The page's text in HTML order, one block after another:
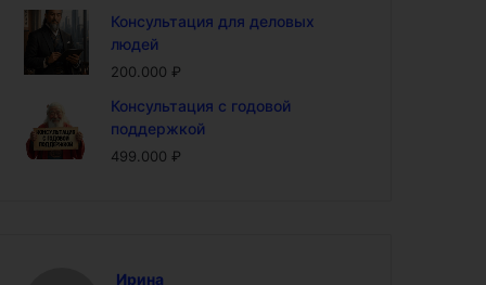
Консультация для деловых
людей
200.000 ₽
Консультация с годовой
поддержкой
499.000 ₽
Ирина